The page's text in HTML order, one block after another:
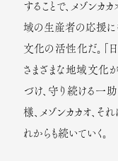
することで、メゾンカ
域の生産者の応援に
文化の活性化だ。「
さまざまな地域文化
づけ、守り続ける一
様、メゾンカカオ、そ
れからも続いていく。